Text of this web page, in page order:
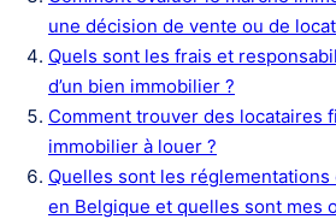
une décision de vente ou de
Quels sont les frais et
d’un bien immobilier ?
Comment trouver des locataires
immobilier à louer ?
Quelles sont les
en Belgique et quelles sont mes